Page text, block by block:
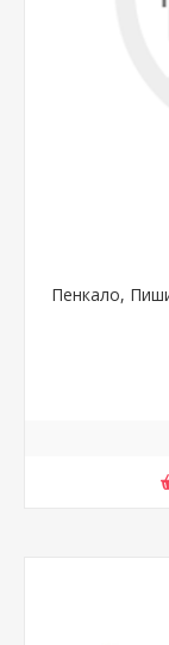
Пенкало,